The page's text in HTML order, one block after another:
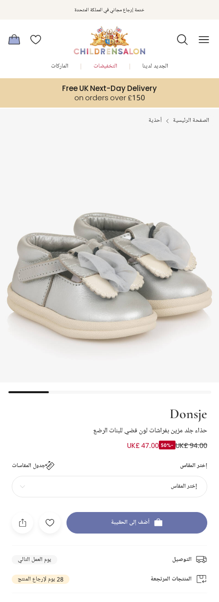
استمتعوا بخصم 10% على طلبيتكم الأولى كهدية ترحيب. سجلوا من هناخدمة إرجاع مجاني في المملكة المتحدة
Free UK Next-Day Delivery
on orders over £150
الجديد لدينا التخفيضات الماركات
الصفحة الرئيسية أحذية
Donsje
حذاء جلد مزين بفراشات لون فضي للبنات الرضع
UK£ 94.00
-50%
UK£ 47.00
إختر المقاس جدول المقاسات
إختر المقاس
أضف إلى الحقيبة
التوصيل يوم العمل التالي
المنتجات المرتجعة 28 يوم لإرجاع المنتج